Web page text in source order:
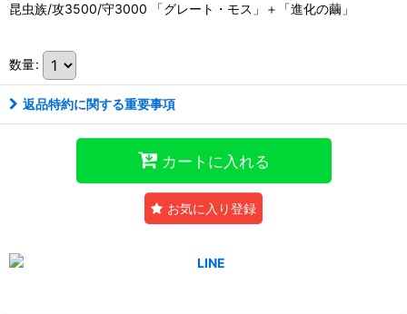
昆虫族/攻3500/守3000 「グレート・モス」＋「進化の繭」
数量:
返品特約に関する重要事項
カートに入れる
お気に入り登録